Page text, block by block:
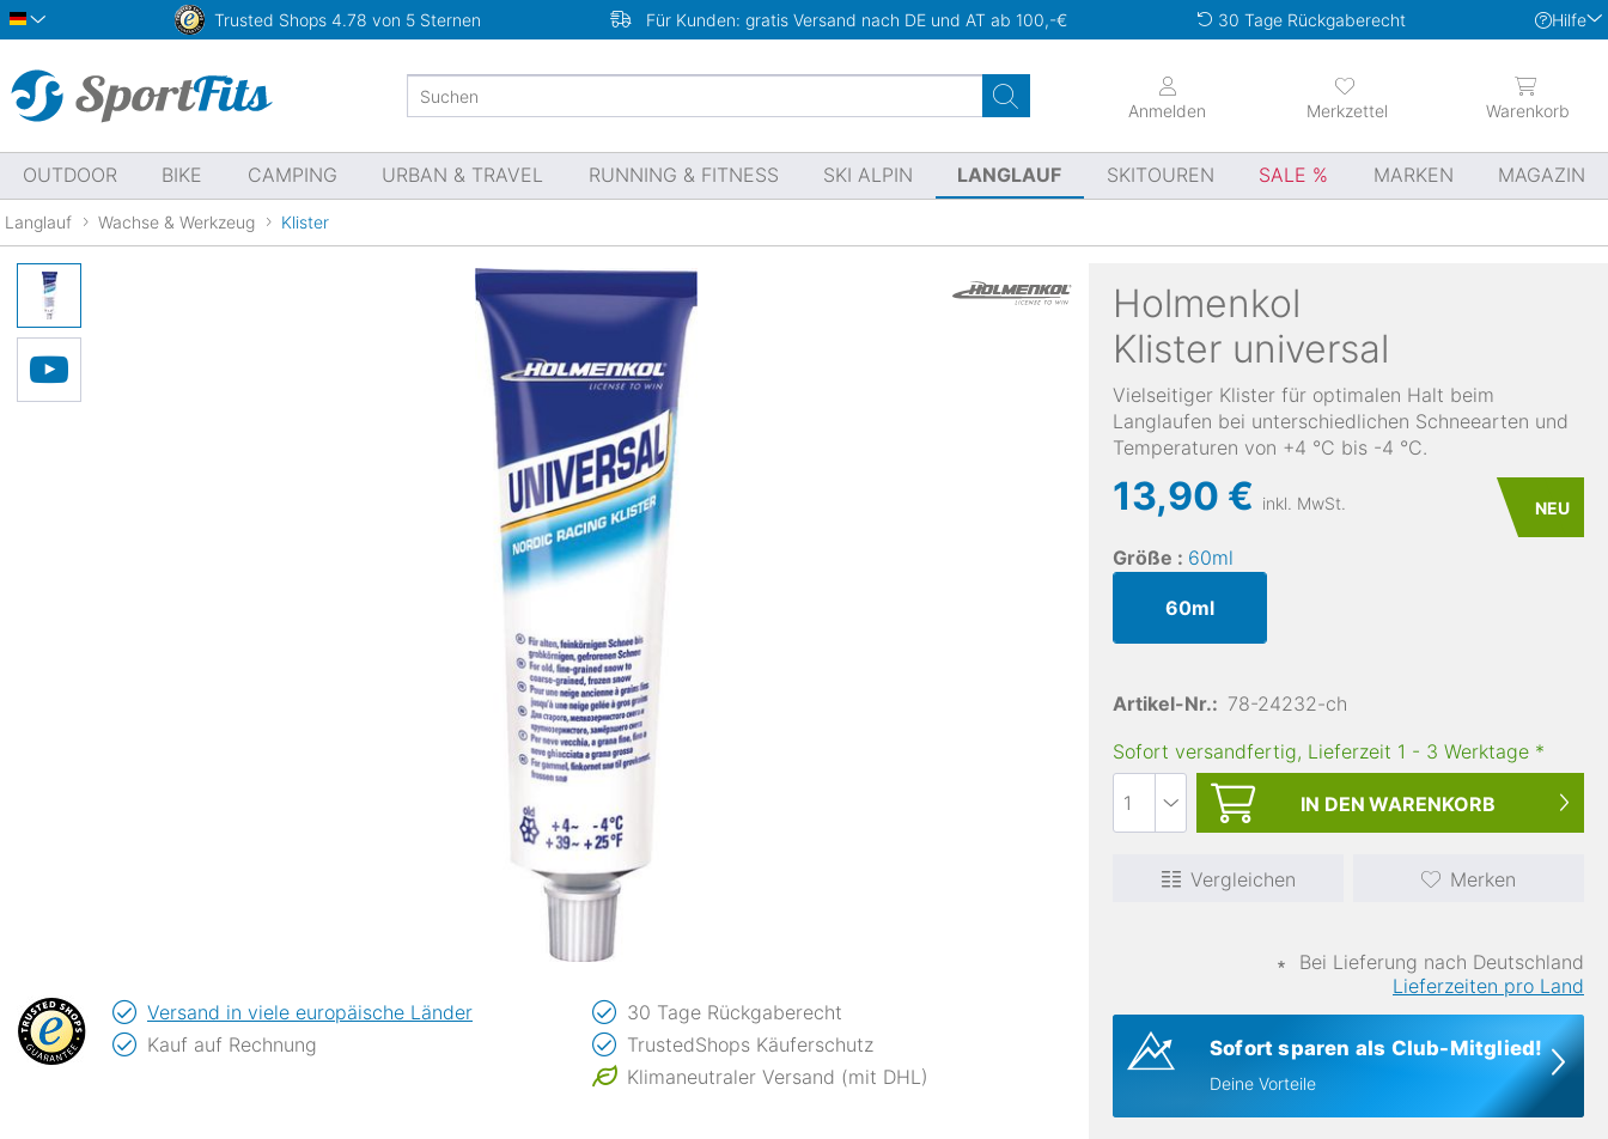
Deutsch Trusted Shops 4.78 von 5 Sternen Für Kunden: gratis Versand nach DE und AT ab 100,-€ 30 Tage Rückgaberecht Hilfe
Merkzettel
Anmelden Warenkorb
OUTDOOR BIKE CAMPING URBAN & TRAVEL RUNNING & FITNESS SKI ALPIN LANGLAUF SKITOUREN SALE MARKEN MAGAZIN
Langlauf Wachse & Werkzeug Klister
Holmenkol
Klister universal
Vielseitiger Klister für optimalen Halt beim
Langlaufen bei unterschiedlichen Schneearten und
Temperaturen von +4 °C bis -4 °C.
13,90 € inkl. MwSt. NEU
Größe : 60ml
60ml
Artikel-Nr.: 78-24232-ch
Sofort versandfertig, Lieferzeit 1 - 3 Werktage *
IN DEN WARENKORB
Vergleichen Merken
∗
Bei Lieferung nach Deutschland
Lieferzeiten pro Land
Sofort sparen als Club-Mitglied!
Deine Vorteile
Versand in viele europäische Länder
Kauf auf Rechnung
30 Tage Rückgaberecht
TrustedShops Käuferschutz
Klimaneutraler Versand (mit DHL)